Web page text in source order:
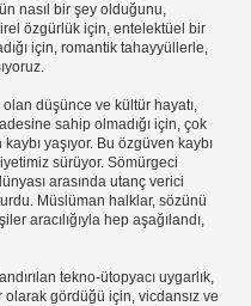
nasıl bir şey olduğunu,
özgürlük için, entelektüel bir
için, romantik tahayyüllerle,
düşünce ve kültür hayatı,
sahip olmadığı için, çok
yaşıyor. Bu özgüven kaybı
sürüyor. Sömürgeci
arasında utanç verici
Müslüman halklar, sözünü
aracılığıyla hep aşağılandı,
tekno-ütopyacı uygarlık,
olarak gördüğü için, vicdansız ve